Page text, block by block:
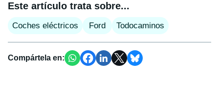
Este artículo trata sobre...
Coches eléctricos Ford Todocaminos
Compártela en: